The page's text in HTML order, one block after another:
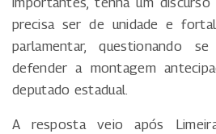
precisa ser de unidade e
parlamentar, questionando
defender a montagem
deputado estadual.
A resposta veio após